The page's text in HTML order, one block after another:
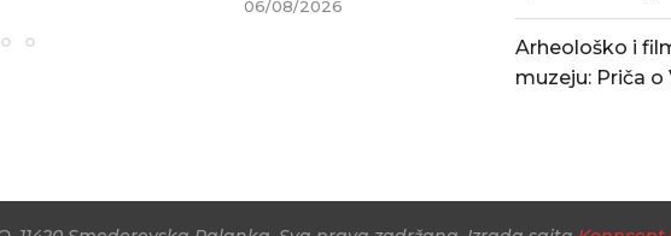
06/08/2026
Arheološko i
muzeju: Priča o